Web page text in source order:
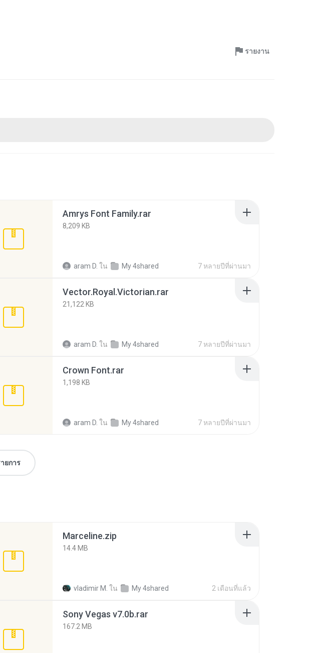
รายงาน
Amrys Font Family.rar
8,209 KB
aram D. ใน My 4shared 7 หลายปีที่ผ่านมา
Vector.Royal.Victorian.rar
21,122 KB
aram D. ใน My 4shared 7 หลายปีที่ผ่านมา
Crown Font.rar
1,198 KB
aram D. ใน My 4shared 7 หลายปีที่ผ่านมา
ยการ
Marceline.zip
14.4 MB
vladimir M. ใน My 4shared 2 เดือนที่แล้ว
Sony Vegas v7.0b.rar
167.2 MB